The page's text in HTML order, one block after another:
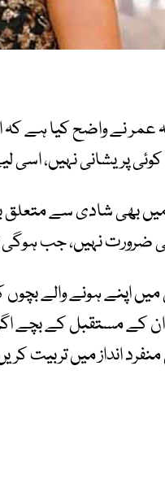
عمر نے واضح کیا ہے
پریشانی نہیں، اسی
بھی شادی سے متعلق
ضرورت نہیں، جب ہوگی
میں اپنے ہونے والے
ان کے مستقبل کے بچے
انداز میں تربیت